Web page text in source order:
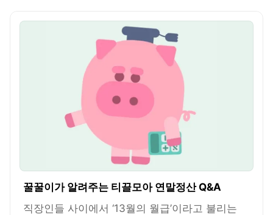
꿀꿀이가 알려주는 티끌모아 연말정산 Q&A
직장인들 사이에서 ‘13월의 월급’이라고 불리는